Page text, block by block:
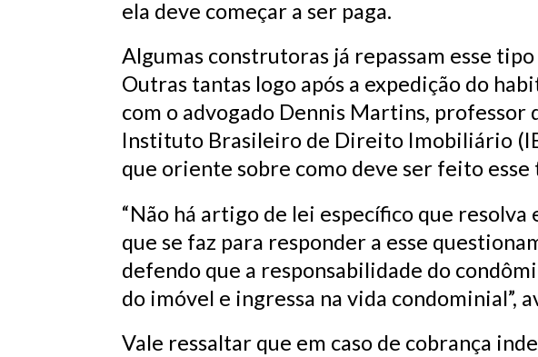
ela deve começar a ser paga.
Algumas construtoras já repassam esse
Outras tantas logo após a expedição do
com o advogado Dennis Martins,
Instituto Brasileiro de Direito Imobiliário
que oriente sobre como deve ser feito esse
“Não há artigo de lei específico que resolva
que se faz para responder a esse
defendo que a responsabilidade do
do imóvel e ingressa na vida condominial”,
Vale ressaltar que em caso de cobrança